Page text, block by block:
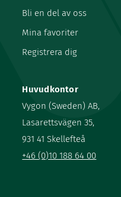
Huvudkontor
Vygon (Sweden) AB,
Lasarettsvägen 35,
931 41 Skellefteå
+46 (0)10 188 64 00
Bli en del av oss
Mina favoriter
Registrera dig